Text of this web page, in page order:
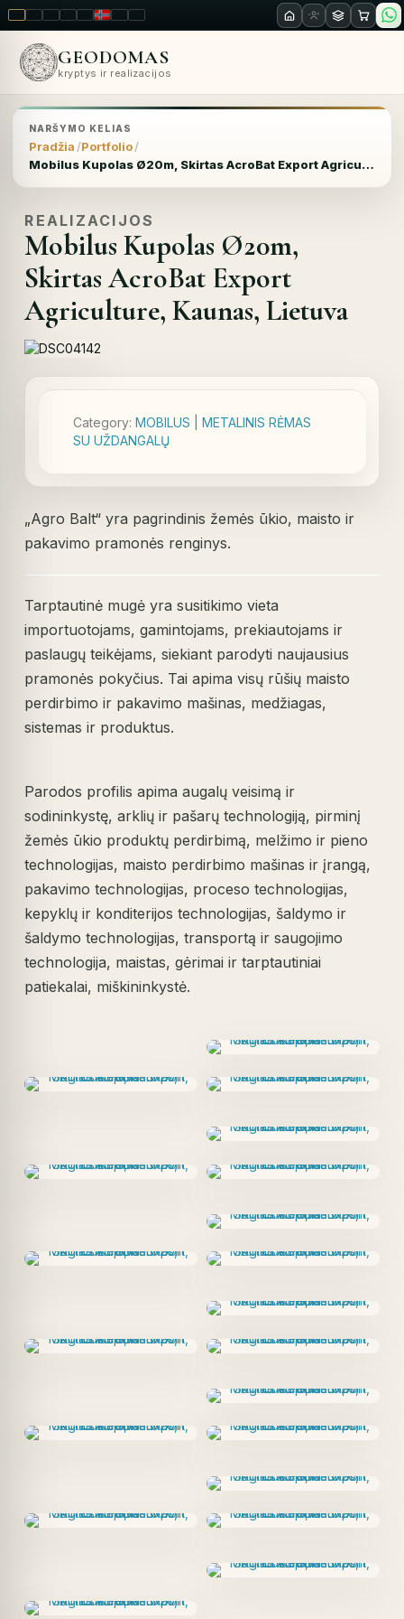
LT ENPL FR RUNOSKRO
GEODOMAS
kryptys ir realizacijos
NARŠYMO KELIAS
Pradžia Portfolio
Mobilus Kupolas Ø20m, Skirtas AcroBat Export Agriculture, Kaunas, Lietuva
REALIZACIJOS
Mobilus Kupolas Ø20m,
Skirtas AcroBat Export
Agriculture, Kaunas, Lietuva
Category:MOBILUS | METALINIS RĖMAS
SU UŽDANGALŲ
„Agro Balt“ yra pagrindinis žemės ūkio, maisto ir
pakavimo pramonės renginys.
Tarptautinė mugė yra susitikimo vieta
importuotojams, gamintojams, prekiautojams ir
paslaugų teikėjams, siekiant parodyti naujausius
pramonės pokyčius. Tai apima visų rūšių maisto
perdirbimo ir pakavimo mašinas, medžiagas,
sistemas ir produktus.
Parodos profilis apima augalų veisimą ir
sodininkystę, arklių ir pašarų technologiją, pirminį
žemės ūkio produktų perdirbimą, melžimo ir pieno
technologijas, maisto perdirbimo mašinas ir įrangą,
pakavimo technologijas, proceso technologijas,
kepyklų ir konditerijos technologijas, šaldymo ir
šaldymo technologijas, transportą ir saugojimo
technologija, maistas, gėrimai ir tarptautiniai
patiekalai, miškininkystė.